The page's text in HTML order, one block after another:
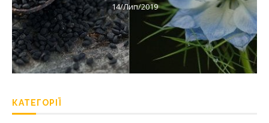
14/Лип/2019
КАТЕГОРІЇ